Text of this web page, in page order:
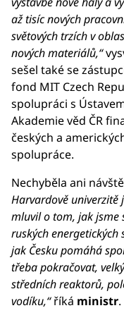
až tisíc nových
světových trzích v
nových materiálů,“
sešel také se
fond MIT Czech
spolupráci s
Akademie věd ČR
českých a
spolupráce.
Nechyběla ani
Harvardově univerzitě
mluvil o tom, jak jsme
ruských
jak Česku pomáhá
třeba pokračovat,
středních reaktorů,
vodíku,“říká ministr.